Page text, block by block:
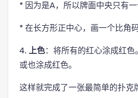
* 因为是A，所以牌面中央只有一
* 在长方形正中心，画一个比角
4. 上色：将所有的红心涂成红色
或也涂成红色。
这样就完成了一张最简单的扑克